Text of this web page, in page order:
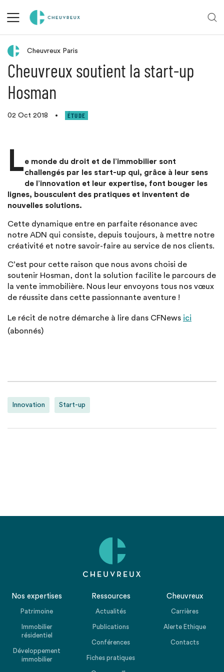
Retour aux actualités
Cheuvreux Paris
Cheuvreux soutient la start-up
Hosman
02 Oct 2018 • ÉTUDE
Le monde du droit et de l’immobilier sont
challengés par les start-up qui, grâce à leur sens
de l’innovation et leur expertise, font bouger les
lignes, bousculent des pratiques et inventent de
nouvelles solutions.
Cette dynamique entre en parfaite résonance avec
notre ADN qui consiste, depuis toujours, à mettre notre
créativité et notre savoir-faire au service de nos clients.
C’est pour cette raison que nous avons choisi de
soutenir Hosman, dont la solution facilite le parcours de
la vente immobilière. Nous leur envoyons tous nos vœux
de réussite dans cette passionnante aventure !
Le récit de notre démarche à lire dans CFNews ici
(abonnés)
Innovation Start-up
Nos expertises
Patrimoine
Immobilier
résidentiel
Développement
immobilier
Ressources
Actualités
Publications
Conférences
Fiches pratiques
Cheuvreux
Carrières
Alerte Ethique
Contacts